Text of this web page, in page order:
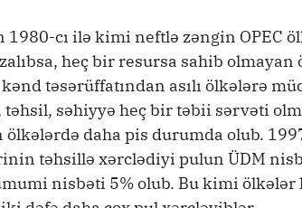
cı ilə kimi neftlə zəngin OPEC
heç bir resursa sahib olmayan
təsərüffatından asılı ölkələrə
təhsil, səhiyyə heç bir təbii sərvəti
ölkələrdə daha pis durumda olub.
təhsillə xərclədiyi pulun ÜDM
nisbəti 5% olub. Bu kimi ölkələr